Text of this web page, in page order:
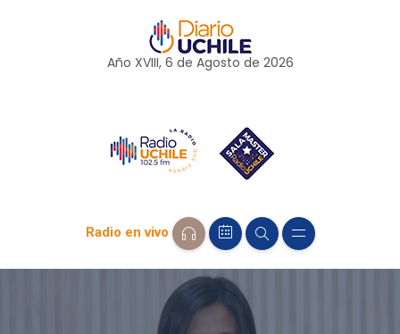
Año XVIII, 6 de Agosto de 2026
Radio en vivo